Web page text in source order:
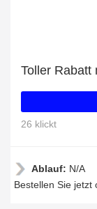
Toller Rabatt
26 klickt
Ablauf: N/A
Bestellen Sie jetzt